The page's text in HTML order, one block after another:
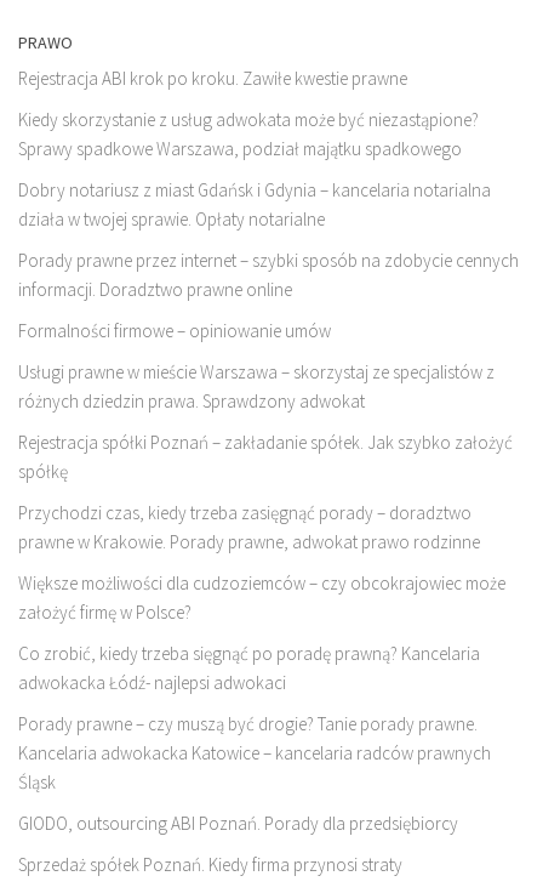
PRAWO
Rejestracja ABI krok po kroku. Zawiłe kwestie prawne
Kiedy skorzystanie z usług adwokata może być niezastąpione?
Sprawy spadkowe Warszawa, podział majątku spadkowego
Dobry notariusz z miast Gdańsk i Gdynia – kancelaria notarialna
działa w twojej sprawie. Opłaty notarialne
Porady prawne przez internet – szybki sposób na zdobycie cennych
informacji. Doradztwo prawne online
Formalności firmowe – opiniowanie umów
Usługi prawne w mieście Warszawa – skorzystaj ze specjalistów z
różnych dziedzin prawa. Sprawdzony adwokat
Rejestracja spółki Poznań – zakładanie spółek. Jak szybko założyć
spółkę
Przychodzi czas, kiedy trzeba zasięgnąć porady – doradztwo
prawne w Krakowie. Porady prawne, adwokat prawo rodzinne
Większe możliwości dla cudzoziemców – czy obcokrajowiec może
założyć firmę w Polsce?
Co zrobić, kiedy trzeba sięgnąć po poradę prawną? Kancelaria
adwokacka Łódź- najlepsi adwokaci
Porady prawne – czy muszą być drogie? Tanie porady prawne.
Kancelaria adwokacka Katowice – kancelaria radców prawnych
Śląsk
GIODO, outsourcing ABI Poznań. Porady dla przedsiębiorcy
Sprzedaż spółek Poznań. Kiedy firma przynosi straty